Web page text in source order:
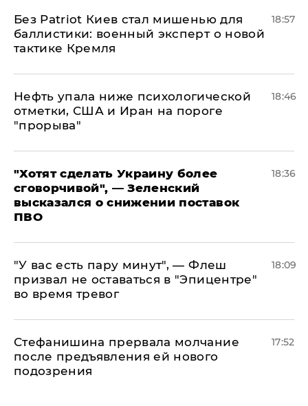
​Без Patriot Киев стал мишенью для
баллистики: военный эксперт о новой
тактике Кремля
18:57
Нефть упала ниже психологической
отметки, США и Иран на пороге
"прорыва"
18:46
​"Хотят сделать Украину более
сговорчивой", — Зеленский
высказался о снижении поставок
ПВО
18:36
​"У вас есть пару минут", — Флеш
призвал не оставаться в "Эпицентре"
во время тревог
18:09
Стефанишина прервала молчание
после предъявления ей нового
подозрения
17:52